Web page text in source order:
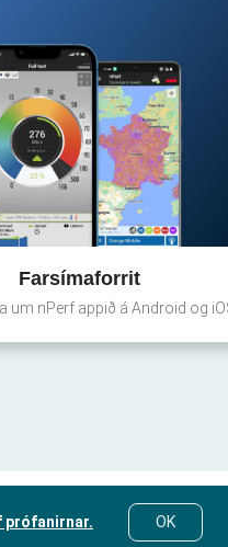
Farsímaforrit
um nPerf appið á Android og
prófanirnar. OK